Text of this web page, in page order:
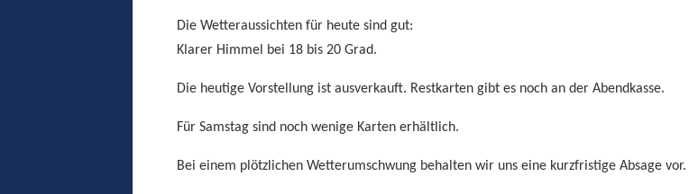
Die Wetteraussichten für heute sind gut:
Klarer Himmel bei 18 bis 20 Grad.
Die heutige Vorstellung ist ausverkauft. Restkarten gibt es noch an der Abendkasse.
Für Samstag sind noch wenige Karten erhältlich.
Bei einem plötzlichen Wetterumschwung behalten wir uns eine kurzfristige Absage vor.